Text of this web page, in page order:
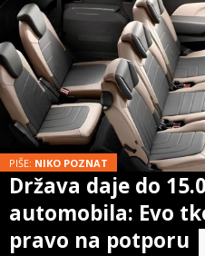
PIŠE: NIKO POZNAT
Država daje do
automobila: Evo
pravo na potporu